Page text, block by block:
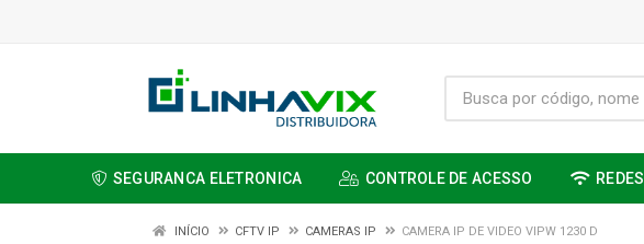
SEGURANCA ELETRONICA CONTROLE DE ACESSO REDES
INÍCIO CFTV IP CAMERAS IP CAMERA IP DE VIDEO VIPW 1230 D